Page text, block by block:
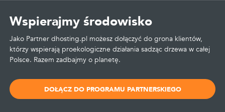
Wspierajmy środowisko
Jako Partner dhosting.pl możesz dołączyć do grona klientów,
którzy wspierają proekologiczne działania sadząc drzewa w całej
Polsce. Razem zadbajmy o planetę.
DOŁĄCZ DO PROGRAMU PARTNERSKIEGO